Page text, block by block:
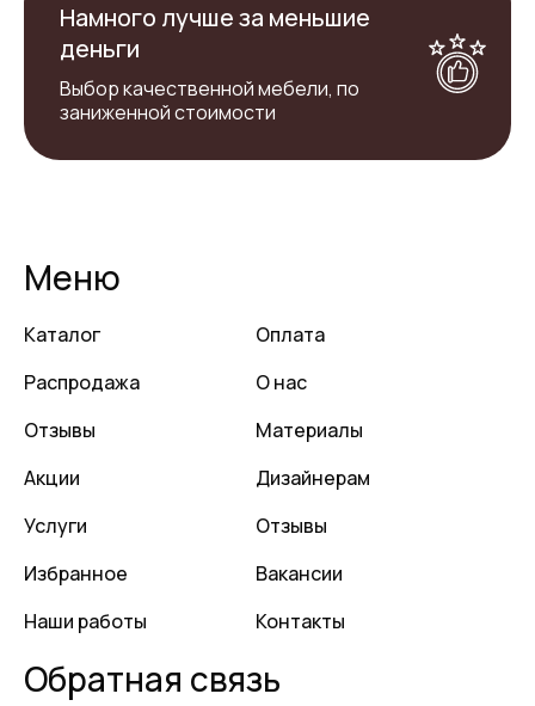
Намного лучше за меньшие
деньги
Выбор качественной мебели, по
заниженной стоимости
Меню
Каталог
Распродажа
Отзывы
Акции
Услуги
Избранное
Наши работы
Оплата
О нас
Материалы
Дизайнерам
Отзывы
Вакансии
Контакты
Обратная связь